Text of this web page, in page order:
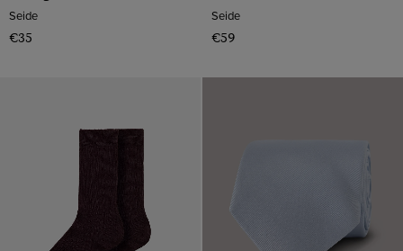
Seide
€35
Seide
€59